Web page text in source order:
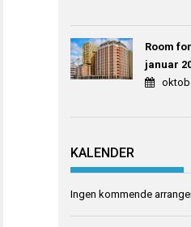
Room
januar
KALENDER
Ingen kommende